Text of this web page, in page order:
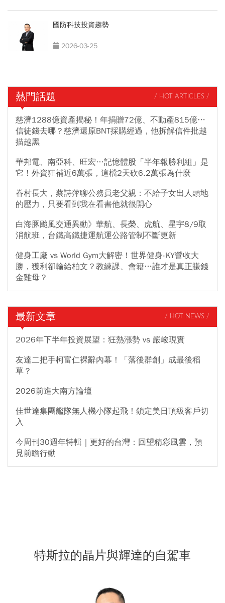
國防科技投資趨勢
2026-03-25
熱門話題 / HOT ARTICLES /
慈濟1288億資產揭秘！年捐贈72億、不動產815億…
信徒錢去哪？慈濟還原BNT採購經過，他拆解信件批越
描越黑
華邦電、南亞科、旺宏…記憶體股「半年報勝利組」是
它！外資狂補近6萬張，這檔2天砍6.2萬張為什麼
眷村長大，蔡詩萍聊公務員老父親：不給子女出人頭地
的壓力，只要看到我在看書他就很開心
白海豚颱風交通異動》華航、長榮、虎航、星宇8/9取
消航班，台鐵高鐵捷運航運公路管制不斷更新
健身工廠 vs World Gym大解密！世界健身-KY營收大
勝，獲利卻輸給柏文？教練課、會籍…誰才是真正賺錢
金雞母？
最新文章 / HOT NEWS /
2026年下半年投資展望：狂熱漲勢 vs 嚴峻現實
友達二把手柯富仁裸辭內幕！「落後群創」成最後稻
草？
2026前進大南方論壇
佳世達集團艦隊無人機小隊起飛！鎖定美日頂級客戶切
入
今周刊30週年特輯｜更好的台灣：回望精彩風雲，預
見前瞻行動
特斯拉的晶片與輝達的自駕車